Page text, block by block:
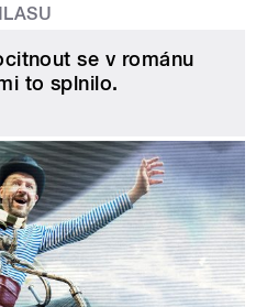
se v románu
to splnilo.